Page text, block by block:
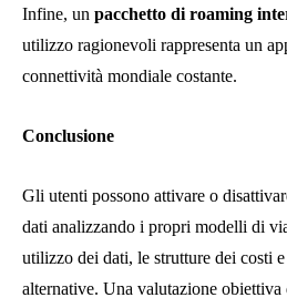
Infine, un pacchetto di roaming
utilizzo ragionevoli rappresenta un
connettività mondiale costante.
Conclusione
Gli utenti possono attivare o
dati analizzando i propri modelli di
utilizzo dei dati, le strutture dei costi
alternative. Una valutazione